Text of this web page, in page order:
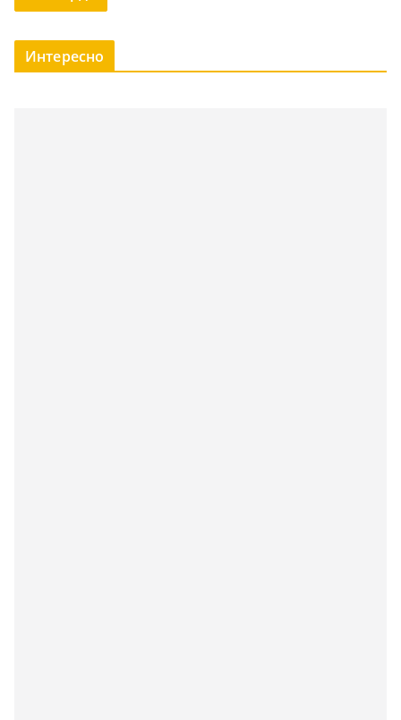
Интересно